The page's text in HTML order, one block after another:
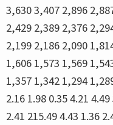
3,630 3,407 2,896
2,429 2,389 2,376
2,199 2,186 2,090
1,606 1,573 1,569
1,357 1,342 1,294
2.16 1.98 0.35 4.21
2.41 215.49 4.43 1.36